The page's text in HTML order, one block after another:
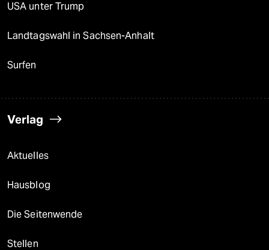
USA unter Trump
Landtagswahl in Sachsen-Anhalt
Surfen
Verlag
Aktuelles
Hausblog
Die Seitenwende
Stellen